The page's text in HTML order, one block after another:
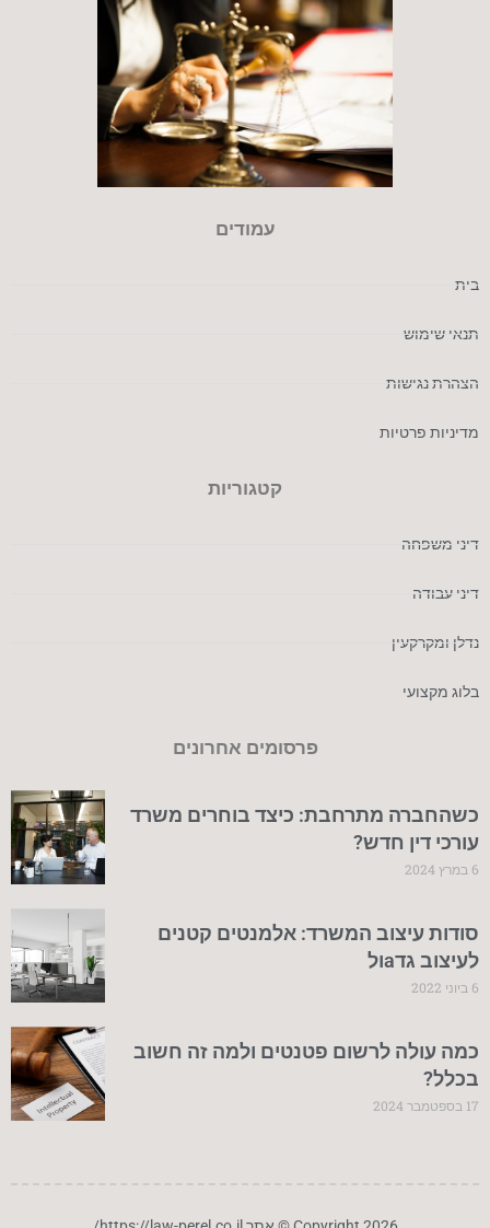
עמודים
בית
תנאי שימוש
הצהרת נגישות
מדיניות פרטיות
קטגוריות
דיני משפחה
דיני עבודה
נדלן ומקרקעין
בלוג מקצועי
פרסומים אחרונים
כשהחברה מתרחבת: כיצד בוחרים משרד
עורכי דין חדש?
6 במרץ 2024
סודות עיצוב המשרד: אלמנטים קטנים
לעיצוב גדaול
6 ביוני 2022
כמה עולה לרשום פטנטים ולמה זה חשוב
בכלל?
17 בספטמבר 2024